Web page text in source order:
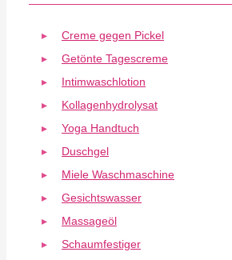
Creme gegen Pickel
Getönte Tagescreme
Intimwaschlotion
Kollagenhydrolysat
Yoga Handtuch
Duschgel
Miele Waschmaschine
Gesichtswasser
Massageöl
Schaumfestiger